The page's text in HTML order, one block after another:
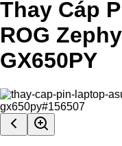
Thay Cáp
ROG
GX650PY